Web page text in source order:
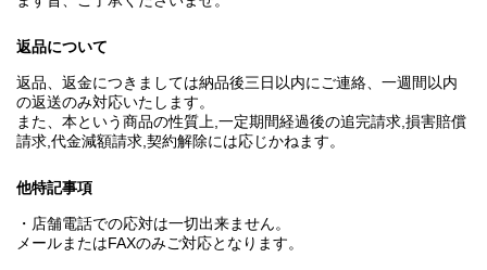
返品について
返品、返金につきましては納品後三日以内にご連絡、一週間以内
の返送のみ対応いたします。
また、本という商品の性質上,一定期間経過後の追完請求,損害賠償
請求,代金減額請求,契約解除には応じかねます。
他特記事項
・店舗電話での応対は一切出来ません。
メールまたはFAXのみご対応となります。